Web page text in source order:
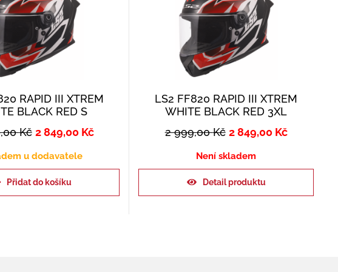
RAPID III XTREM
BLACK RED S
Kč 2 849,00 Kč
u dodavatele
Přidat do košíku
LS2 FF820 RAPID III XTREM
WHITE BLACK RED 3XL
2 999,00Kč 2 849,00 Kč
Není skladem
Detail produktu